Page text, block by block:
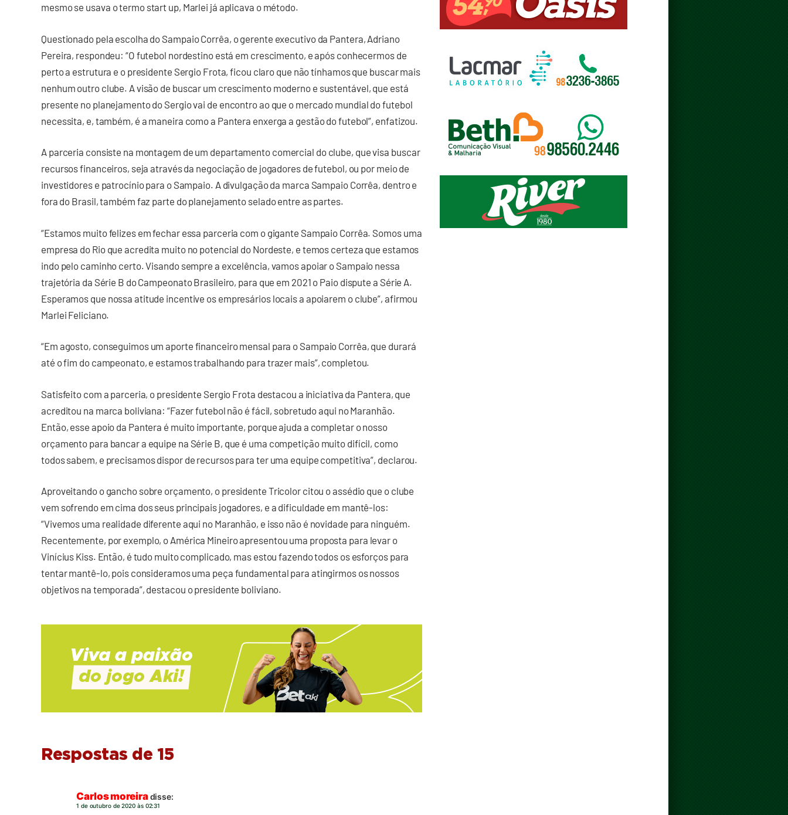
mesmo se usava o termo start up, Marlei já aplicava o método.
Questionado pela escolha do Sampaio Corrêa, o gerente executivo da Pantera, Adriano
Pereira, respondeu: “O futebol nordestino está em crescimento, e após conhecermos de
perto a estrutura e o presidente Sergio Frota, ficou claro que não tínhamos que buscar mais
nenhum outro clube. A visão de buscar um crescimento moderno e sustentável, que está
presente no planejamento do Sergio vai de encontro ao que o mercado mundial do futebol
necessita, e, também, é a maneira como a Pantera enxerga a gestão do futebol”, enfatizou.
A parceria consiste na montagem de um departamento comercial do clube, que visa buscar
recursos financeiros, seja através da negociação de jogadores de futebol, ou por meio de
investidores e patrocínio para o Sampaio. A divulgação da marca Sampaio Corrêa, dentro e
fora do Brasil, também faz parte do planejamento selado entre as partes.
“Estamos muito felizes em fechar essa parceria com o gigante Sampaio Corrêa. Somos uma
empresa do Rio que acredita muito no potencial do Nordeste, e temos certeza que estamos
indo pelo caminho certo. Visando sempre a excelência, vamos apoiar o Sampaio nessa
trajetória da Série B do Campeonato Brasileiro, para que em 2021 o Paio dispute a Série A.
Esperamos que nossa atitude incentive os empresários locais a apoiarem o clube”, afirmou
Marlei Feliciano.
“Em agosto, conseguimos um aporte financeiro mensal para o Sampaio Corrêa, que durará
até o fim do campeonato, e estamos trabalhando para trazer mais”, completou.
Satisfeito com a parceria, o presidente Sergio Frota destacou a iniciativa da Pantera, que
acreditou na marca boliviana: “Fazer futebol não é fácil, sobretudo aqui no Maranhão.
Então, esse apoio da Pantera é muito importante, porque ajuda a completar o nosso
orçamento para bancar a equipe na Série B, que é uma competição muito difícil, como
todos sabem, e precisamos dispor de recursos para ter uma equipe competitiva”, declarou.
Aproveitando o gancho sobre orçamento, o presidente Tricolor citou o assédio que o clube
vem sofrendo em cima dos seus principais jogadores, e a dificuldade em mantê-los:
“Vivemos uma realidade diferente aqui no Maranhão, e isso não é novidade para ninguém.
Recentemente, por exemplo, o América Mineiro apresentou uma proposta para levar o
Vinícius Kiss. Então, é tudo muito complicado, mas estou fazendo todos os esforços para
tentar mantê-lo, pois consideramos uma peça fundamental para atingirmos os nossos
objetivos na temporada”, destacou o presidente boliviano.
Respostas de 15
Carlos moreiradisse:
1 de outubro de 2020 às 02:31